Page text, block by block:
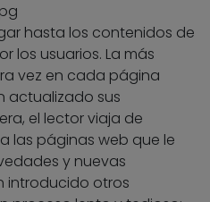
hasta los contenidos de
los usuarios. La más
vez en cada página
actualizado sus
el lector viaja de
las páginas web que le
y nuevas
introducido otros